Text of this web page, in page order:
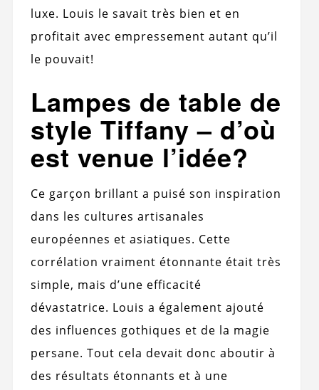
luxe. Louis le savait très bien et en
profitait avec empressement autant qu’il
le pouvait!
Lampes de table de
style Tiffany – d’où
est venue l’idée?
Ce garçon brillant a puisé son inspiration
dans les cultures artisanales
européennes et asiatiques. Cette
corrélation vraiment étonnante était très
simple, mais d’une efficacité
dévastatrice. Louis a également ajouté
des influences gothiques et de la magie
persane. Tout cela devait donc aboutir à
des résultats étonnants et à une